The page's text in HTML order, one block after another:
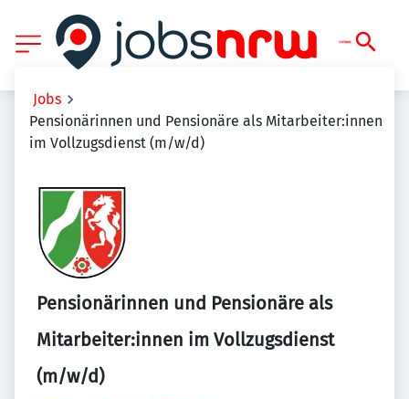
Jobs
Pensionärinnen und Pensionäre als Mitarbeiter:innen
im Vollzugsdienst (m/w/d)
Pensionärinnen und Pensionäre als
Mitarbeiter:innen im Vollzugsdienst
(m/w/d)